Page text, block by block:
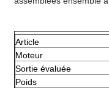
Article
Moteur
Sortie évaluée
Poids